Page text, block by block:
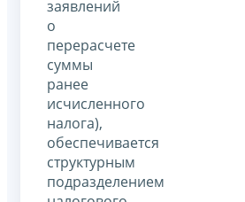
заявлений
о
перерасчете
суммы
ранее
исчисленного
налога),
обеспечивается
структурным
подразделением